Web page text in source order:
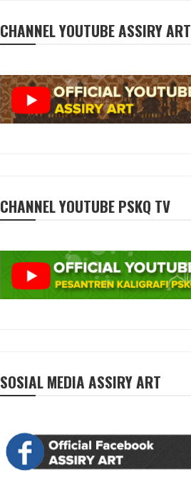
CHANNEL YOUTUBE ASSIRY ART
CHANNEL YOUTUBE PSKQ TV
SOSIAL MEDIA ASSIRY ART